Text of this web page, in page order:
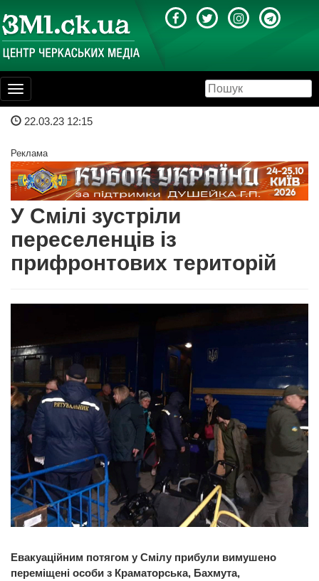
Toggle
navigation
22.03.23 12:15
Реклама
У Смілі зустріли
переселенців із
прифронтових територій
Евакуаційним потягом у Смілу прибули вимушено
переміщені особи з Краматорська, Бахмута,